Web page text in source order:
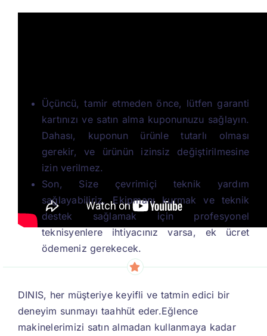
Üçüncü, tamir etmeden önce, lütfen garanti
kartınızı ve satın alma kuponunuzu sağlayın.
Dahası, kuponun ürünle tutarlı olması
gerekir, ve ürünün izinsiz değiştirilmesine
izin verilmez.
Son, Size çevrimiçi teknik yardım
sağlayabiliriz. Ekipmanı kurmak ve teknik
destek sağlamak için profesyonel
teknisyenlere ihtiyacınız varsa, ek ücret
ödemeniz gerekecek.
DINIS, her müşteriye keyifli ve tatmin edici bir
deneyim sunmayı taahhüt eder.Eğlence
makinelerimizi satın almadan kullanmaya kadar